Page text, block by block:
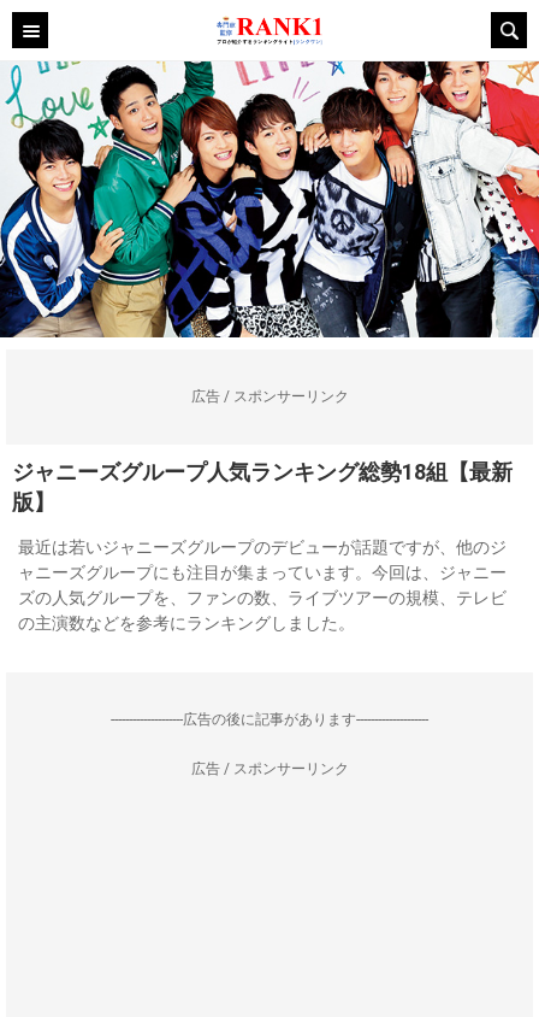
広告 / スポンサーリンク
ジャニーズグループ人気ランキング総勢18組【最新
版】
最近は若いジャニーズグループのデビューが話題ですが、他のジ
ャニーズグループにも注目が集まっています。今回は、ジャニー
ズの人気グループを、ファンの数、ライブツアーの規模、テレビ
の主演数などを参考にランキングしました。
--------------------広告の後に記事があります--------------------
広告 / スポンサーリンク